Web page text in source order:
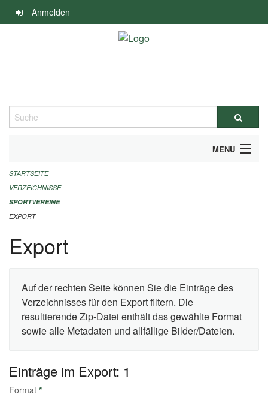
Navigation
überspringen
Anmelden
Suche
MENU
ALLGEMEINE INFORMATIONEN
FINANZIELLE UNTERSTÜTZUNG BENÖTIGT?
KONTAKT
STARTSEITE
VERZEICHNISSE
SPORTVEREINE
EXPORT
Export
Auf der rechten Seite können Sie die Einträge des
Verzeichnisses für den Export filtern. Die
resultierende Zip-Datei enthält das gewählte Format
sowie alle Metadaten und allfällige Bilder/Dateien.
Einträge im Export: 1
Format *